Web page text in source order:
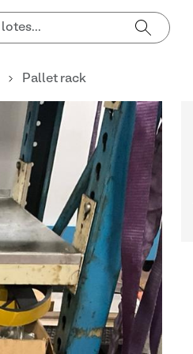
Pallet rack